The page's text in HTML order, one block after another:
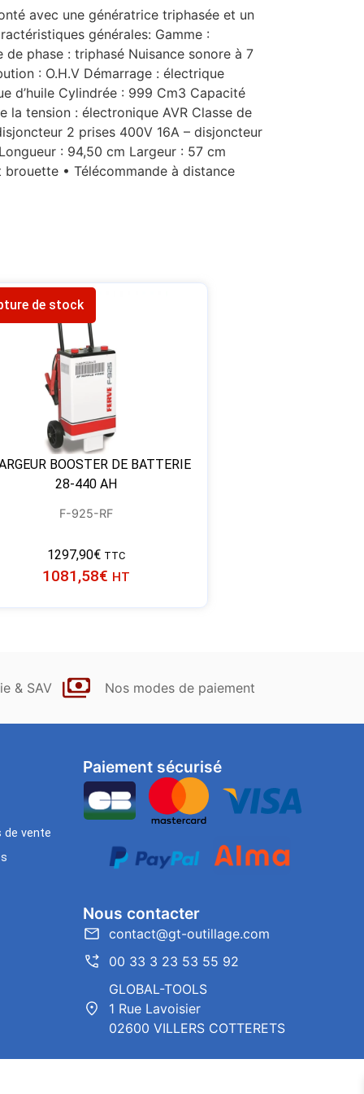
avec une génératrice triphasée et un
générales: Gamme :
de phase : triphasé Nuisance sonore à 7
: O.H.V Démarrage : électrique
d’huile Cylindrée : 999 Cm3 Capacité
la tension : électronique AVR Classe de
2 prises 400V 16A – disjoncteur
: 94,50 cm Largeur : 57 cm
• Télécommande à distance
de stock
BOOSTER DE BATTERIE
28-440 AH
F-925-RF
1297,90€ TTC
1081,58€ HT
& SAV Nos modes de paiement
de vente
Paiement sécurisé
Nous contacter
contact@gt-outillage.com
00 33 3 23 53 55 92
GLOBAL-TOOLS
1 Rue Lavoisier
02600 VILLERS COTTERETS